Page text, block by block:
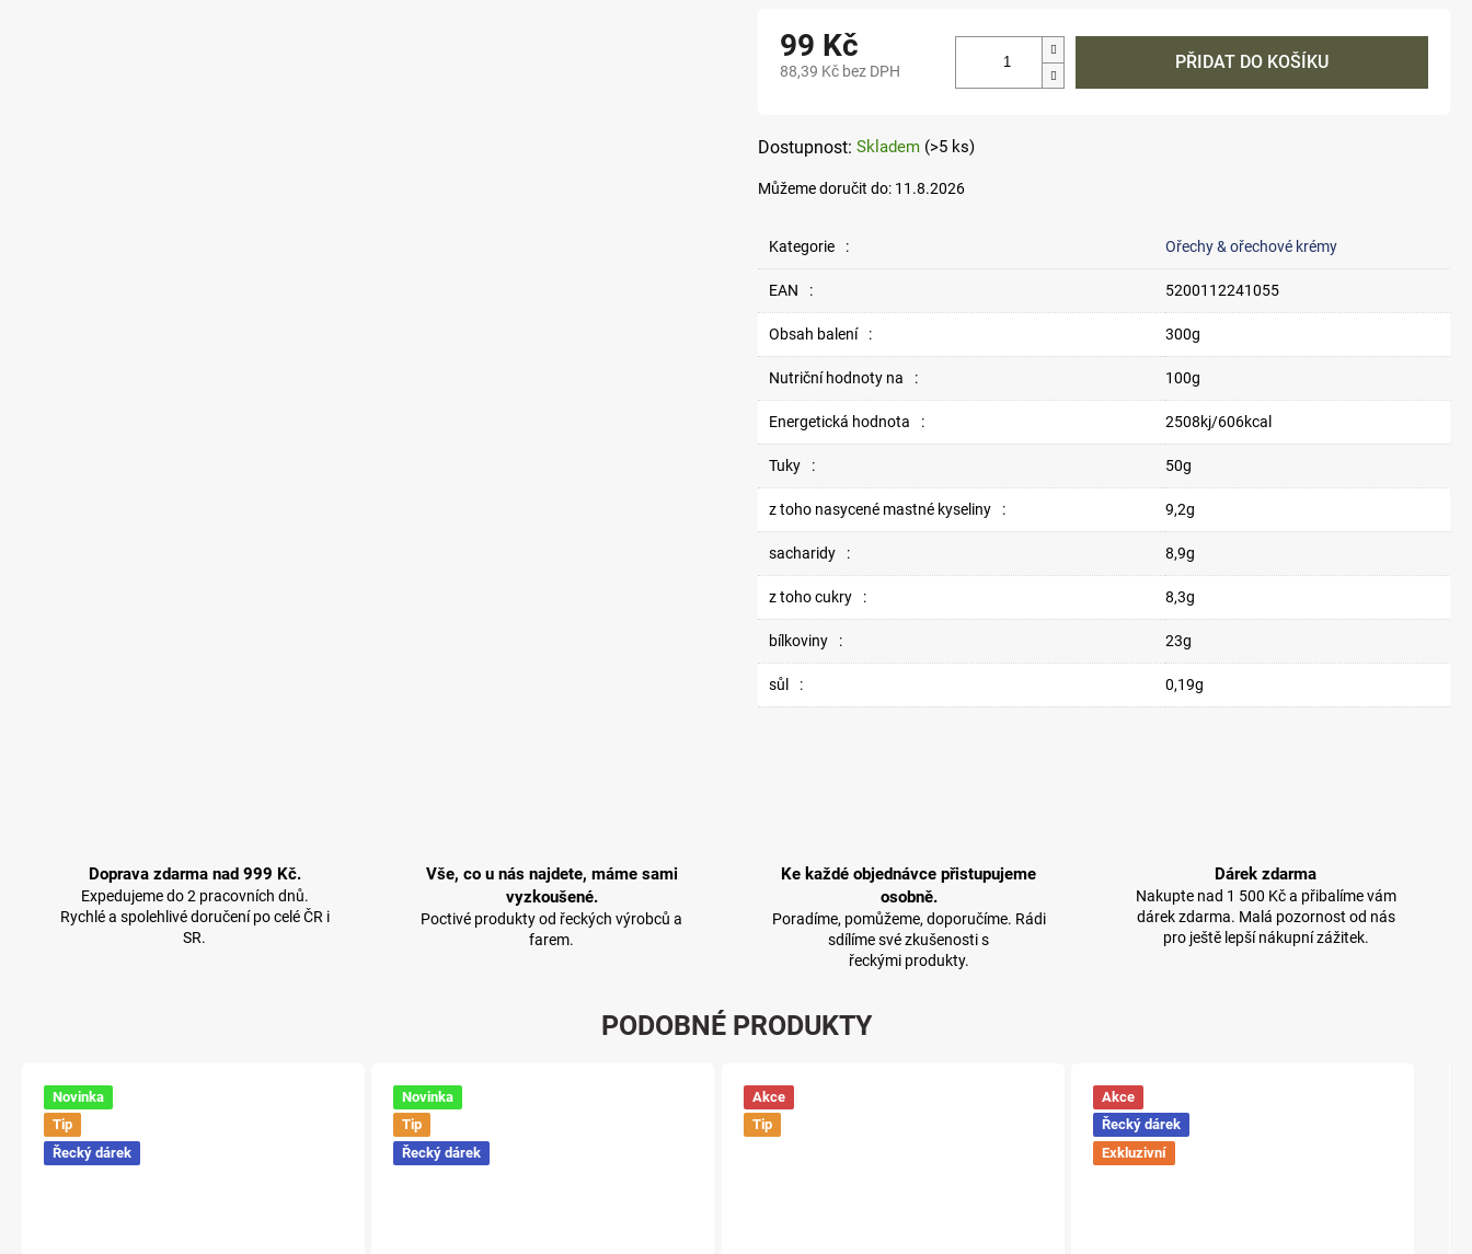
Skladem (>5 ks)
Můžeme doručit do: 11.8.2026
99 Kč
88,39 Kč bez DPH
PŘIDAT DO KOŠÍKU
Kategorie : Ořechy & ořechové krémy
EAN : 5200112241055
Obsah balení : 300g
Nutriční hodnoty na : 100g
Energetická hodnota : 2508kj/606kcal
Tuky : 50g
z toho nasycené mastné kyseliny : 9,2g
sacharidy : 8,9g
z toho cukry : 8,3g
bílkoviny : 23g
sůl : 0,19g
Doprava zdarma nad 999 Kč.
Expedujeme do 2 pracovních dnů.
Rychlé a spolehlivé doručení po celé ČR i
SR.
Vše, co u nás najdete, máme sami
vyzkoušené.
Poctivé produkty od řeckých výrobců a
farem.
Ke každé objednávce přistupujeme
osobně.
Poradíme, pomůžeme, doporučíme. Rádi
sdílíme své zkušenosti s
řeckými produkty.
Dárek zdarma
Nakupte nad 1 500 Kč a přibalíme vám
dárek zdarma. Malá pozornost od nás
pro ještě lepší nákupní zážitek.
PODOBNÉ PRODUKTY
Novinka
Tip
Řecký dárek
Novinka
Tip
Řecký dárek
Akce
Tip
Akce
Řecký dárek
Exkluzivní